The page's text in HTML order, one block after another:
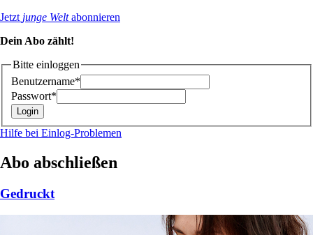
Jetzt junge Weltabonnieren
Dein Abo zählt!
Bitte einloggen
Benutzername*
Passwort*
Hilfe bei Einlog-Problemen
Abo abschließen
Gedruckt